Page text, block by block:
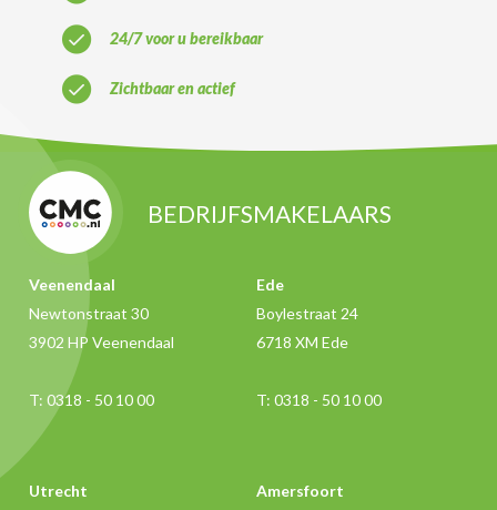
24/7 voor u bereikbaar
Zichtbaar en actief
BEDRIJFSMAKELAARS
Veenendaal
Newtonstraat 30
3902 HP Veenendaal
T: 0318 - 50 10 00
Ede
Boylestraat 24
6718 XM Ede
T: 0318 - 50 10 00
Utrecht
Amersfoort